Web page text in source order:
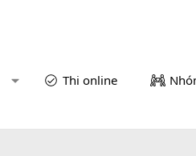
Thi online